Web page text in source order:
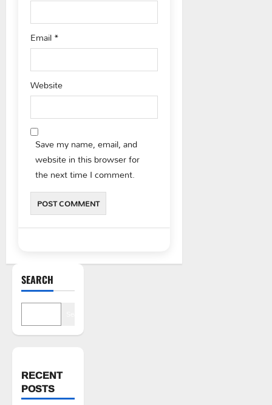
Email*
Website
Save my name, email, and
website in this browser for
the next time I comment.
SEARCH
RECENT
POSTS